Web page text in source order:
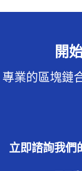
開
專業的區塊鏈
立即諮詢我們